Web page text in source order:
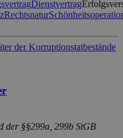
Dienstvertrag
Rechtsnatur
der §§299a, 299b StGB